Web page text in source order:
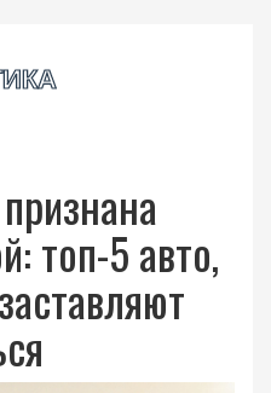
топ-5 авто,